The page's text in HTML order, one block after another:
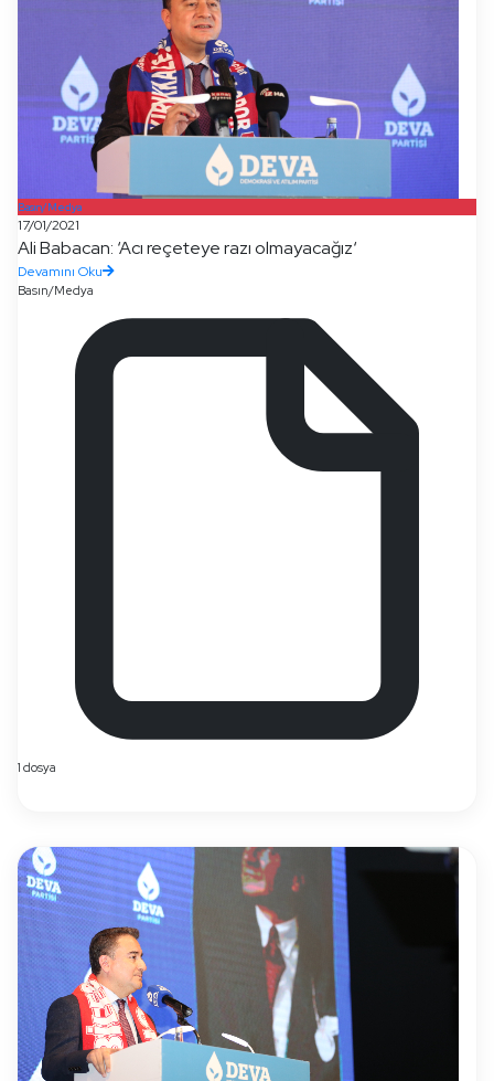
Basın/Medya
17/01/2021
Ali Babacan: ‘Acı reçeteye razı olmayacağız‘
Devamını Oku
Basın/Medya
1 dosya